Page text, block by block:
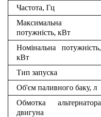
Частота, Гц
Максимальна
потужність, кВт
Номінальна потужність,
кВт
Тип запуска
Об'єм паливного баку, л
Обмотка альтернатора
двигуна